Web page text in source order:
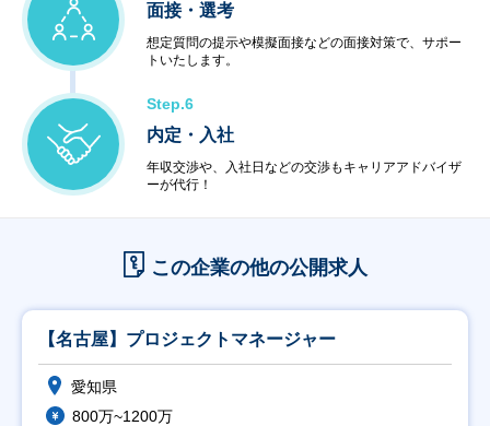
面接・選考
想定質問の提示や模擬面接などの面接対策で、サポー
トいたします。
Step.6
内定・入社
年収交渉や、入社日などの交渉もキャリアアドバイザ
ーが代行！
この企業の他の公開求人
【名古屋】プロジェクトマネージャー
愛知県
800万~1200万